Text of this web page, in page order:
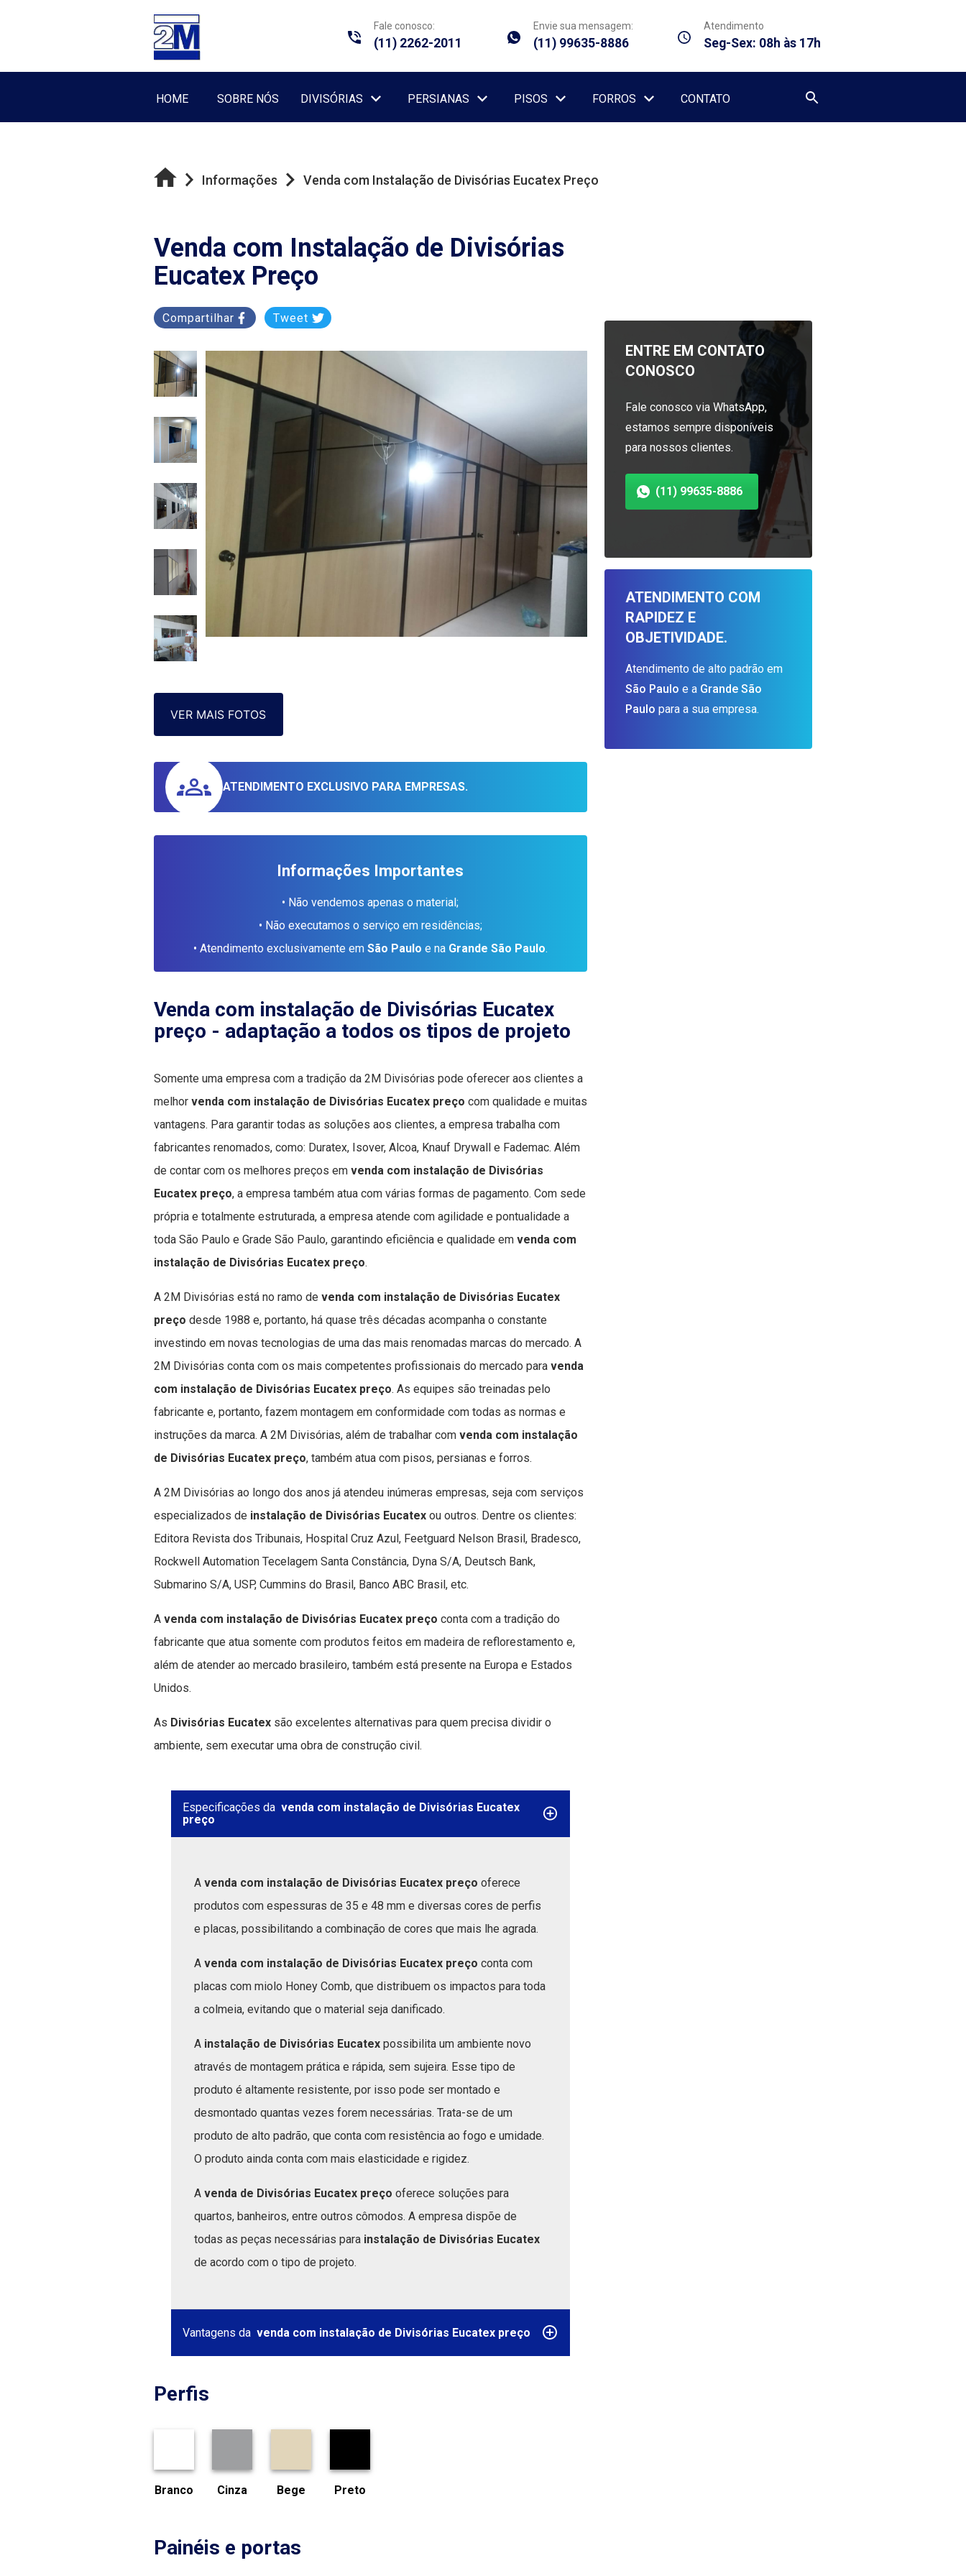
Fale conosco:
(11) 2262-2011
Envie sua mensagem:
(11) 99635-8886
Atendimento
Seg-Sex: 08h às 17h
HOME SOBRE NÓS DIVISÓRIAS PERSIANAS PISOS FORROS CONTATO
Informações Venda com Instalação de Divisórias Eucatex Preço
Venda com Instalação de Divisórias
Eucatex Preço
Compartilhar Tweet
VER MAIS FOTOS
ATENDIMENTO EXCLUSIVO PARA EMPRESAS.
Informações Importantes
• Não vendemos apenas o material;
• Não executamos o serviço em residências;
• Atendimento exclusivamente em São Paulo e na Grande São Paulo.
Venda com instalação de Divisórias Eucatex
preço - adaptação a todos os tipos de projeto
Somente uma empresa com a tradição da 2M Divisórias pode oferecer aos clientes a
melhor venda com instalação de Divisórias Eucatex preço com qualidade e muitas
vantagens. Para garantir todas as soluções aos clientes, a empresa trabalha com
fabricantes renomados, como: Duratex, Isover, Alcoa, Knauf Drywall e Fademac. Além
de contar com os melhores preços em venda com instalação de Divisórias
Eucatex preço, a empresa também atua com várias formas de pagamento. Com sede
própria e totalmente estruturada, a empresa atende com agilidade e pontualidade a
toda São Paulo e Grade São Paulo, garantindo eficiência e qualidade em venda com
instalação de Divisórias Eucatex preço.
A 2M Divisórias está no ramo de venda com instalação de Divisórias Eucatex
preço desde 1988 e, portanto, há quase três décadas acompanha o constante
investindo em novas tecnologias de uma das mais renomadas marcas do mercado. A
2M Divisórias conta com os mais competentes profissionais do mercado para venda
com instalação de Divisórias Eucatex preço. As equipes são treinadas pelo
fabricante e, portanto, fazem montagem em conformidade com todas as normas e
instruções da marca. A 2M Divisórias, além de trabalhar com venda com instalação
de Divisórias Eucatex preço, também atua com pisos, persianas e forros.
A 2M Divisórias ao longo dos anos já atendeu inúmeras empresas, seja com serviços
especializados de instalação de Divisórias Eucatex ou outros. Dentre os clientes:
Editora Revista dos Tribunais, Hospital Cruz Azul, Feetguard Nelson Brasil, Bradesco,
Rockwell Automation Tecelagem Santa Constância, Dyna S/A, Deutsch Bank,
Submarino S/A, USP, Cummins do Brasil, Banco ABC Brasil, etc.
A venda com instalação de Divisórias Eucatex preço conta com a tradição do
fabricante que atua somente com produtos feitos em madeira de reflorestamento e,
além de atender ao mercado brasileiro, também está presente na Europa e Estados
Unidos.
As Divisórias Eucatexsão excelentes alternativas para quem precisa dividir o
ambiente, sem executar uma obra de construção civil.
Especificações da venda com instalação de Divisórias Eucatex
preço
A venda com instalação de Divisórias Eucatex preço oferece
produtos com espessuras de 35 e 48 mm e diversas cores de perfis
e placas, possibilitando a combinação de cores que mais lhe agrada.
A venda com instalação de Divisórias Eucatex preço conta com
placas com miolo Honey Comb, que distribuem os impactos para toda
a colmeia, evitando que o material seja danificado.
A instalação de Divisórias Eucatex possibilita um ambiente novo
através de montagem prática e rápida, sem sujeira. Esse tipo de
produto é altamente resistente, por isso pode ser montado e
desmontado quantas vezes forem necessárias. Trata-se de um
produto de alto padrão, que conta com resistência ao fogo e umidade.
O produto ainda conta com mais elasticidade e rigidez.
A venda de Divisórias Eucatex preço oferece soluções para
quartos, banheiros, entre outros cômodos. A empresa dispõe de
todas as peças necessárias para instalação de Divisórias Eucatex
de acordo com o tipo de projeto.
Vantagens da venda com instalação de Divisórias Eucatex preço
Perfis
Branco Cinza Bege Preto
Painéis e portas
ENTRE EM CONTATO
CONOSCO
Fale conosco via WhatsApp,
estamos sempre disponíveis
para nossos clientes.
(11) 99635-8886
ATENDIMENTO COM
RAPIDEZ E
OBJETIVIDADE.
Atendimento de alto padrão em
São Paulo e a Grande São
Paulo para a sua empresa.